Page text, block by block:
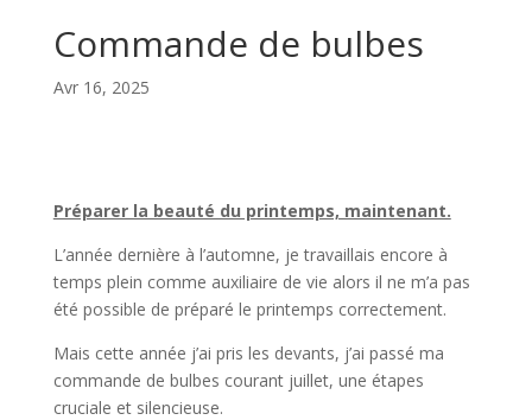
Commande de bulbes
Avr 16, 2025
Préparer la beauté du printemps, maintenant.
L’année dernière à l’automne, je travaillais encore à
temps plein comme auxiliaire de vie alors il ne m’a pas
été possible de préparé le printemps correctement.
Mais cette année j’ai pris les devants, j’ai passé ma
commande de bulbes courant juillet, une étapes
cruciale et silencieuse.